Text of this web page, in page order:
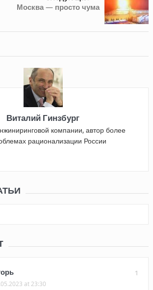
Москва — просто чума
Виталий Гинзбург
компании, автор более
рационализации России
1
at 23:30